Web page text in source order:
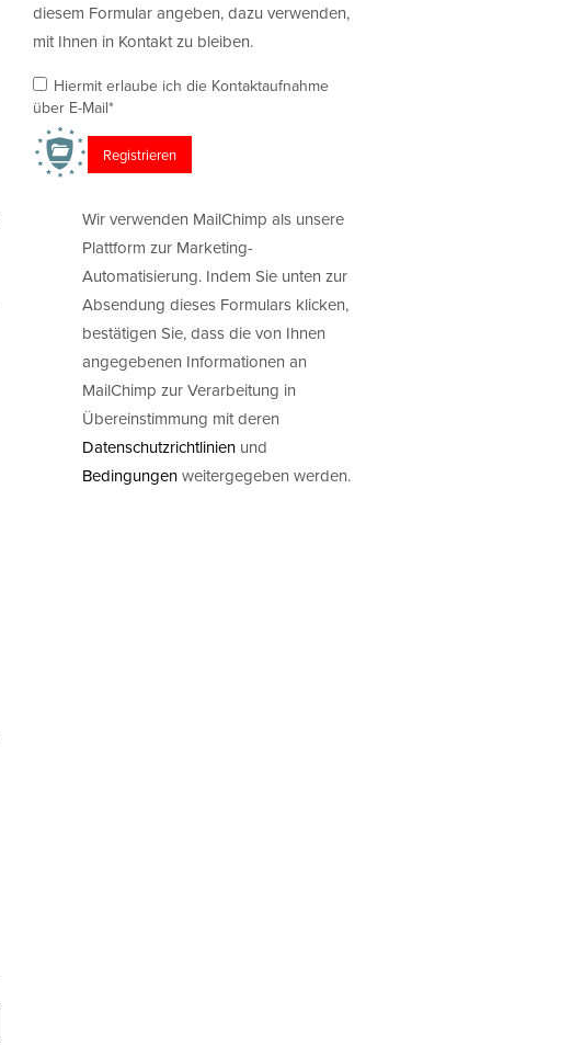
diesem Formular angeben, dazu verwenden,
mit Ihnen in Kontakt zu bleiben.
Hiermit erlaube ich die Kontaktaufnahme
über E-Mail*
Wir verwenden MailChimp als unsere
Plattform zur Marketing-
Automatisierung. Indem Sie unten zur
Absendung dieses Formulars klicken,
bestätigen Sie, dass die von Ihnen
angegebenen Informationen an
MailChimp zur Verarbeitung in
Übereinstimmung mit deren
Datenschutzrichtlinien und
Bedingungenweitergegeben werden.